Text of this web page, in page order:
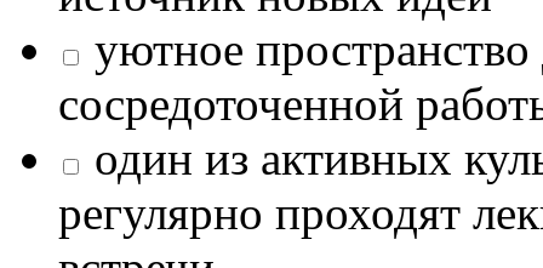
уютное
сосредоточенной
один из активных
регулярно проходят